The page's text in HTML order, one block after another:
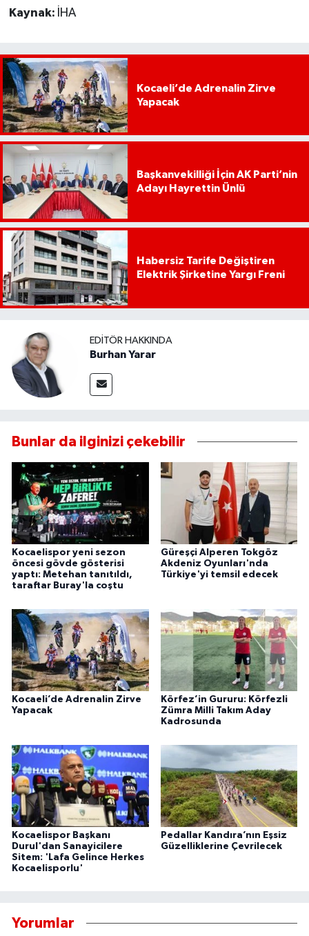
Kaynak: İHA
Kocaeli’de Adrenalin Zirve
Yapacak
Başkanvekilliği İçin AK Parti’nin
Adayı Hayrettin Ünlü
Habersiz Tarife Değiştiren
Elektrik Şirketine Yargı Freni
EDITÖR HAKKINDA
Burhan Yarar
Bunlar da ilginizi çekebilir
Kocaelispor yeni sezon
öncesi gövde gösterisi
yaptı: Metehan tanıtıldı,
taraftar Buray'la coştu
Güreşçi Alperen Tokgöz
Akdeniz Oyunları'nda
Türkiye'yi temsil edecek
Kocaeli’de Adrenalin Zirve
Yapacak
Körfez’in Gururu: Körfezli
Zümra Milli Takım Aday
Kadrosunda
Kocaelispor Başkanı
Durul'dan Sanayicilere
Sitem: 'Lafa Gelince Herkes
Kocaelisporlu'
Pedallar Kandıra’nın Eşsiz
Güzelliklerine Çevrilecek
Yorumlar